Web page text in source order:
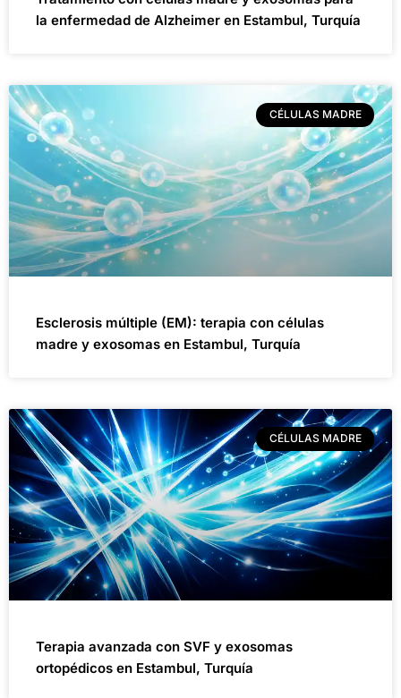
la enfermedad de Alzheimer en Estambul, Turquía
CÉLULAS MADRE
Esclerosis múltiple (EM): terapia con células
madre y exosomas en Estambul, Turquía
CÉLULAS MADRE
Terapia avanzada con SVF y exosomas
ortopédicos en Estambul, Turquía